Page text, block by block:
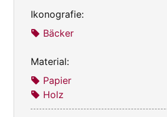
Ikonografie:
Bäcker
Material:
Papier
Holz